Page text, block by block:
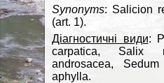
Synonyms: Salicion
(art. 1).
Діагностичні види:
carpatica, Salix
androsacea,
aphylla.